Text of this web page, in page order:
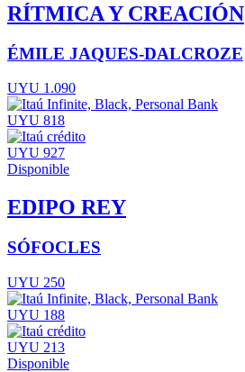
RÍTMICA Y CREACIÓN
ÉMILE JAQUES-DALCROZE
UYU 1.090
UYU 818
UYU 927
Disponible
EDIPO REY
SÓFOCLES
UYU 250
UYU 188
UYU 213
Disponible